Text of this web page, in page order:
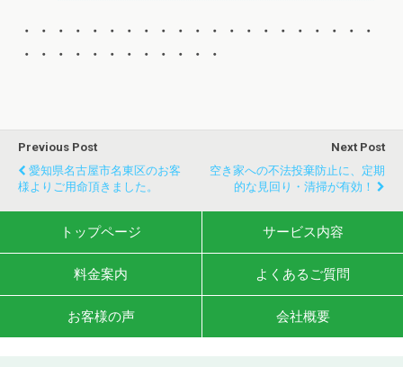
・・・・・・・・・・・・・・・・・・・・・
・・・・・・・・・・・・
Previous Post
愛知県名古屋市名東区のお客
様よりご用命頂きました。
Next Post
空き家への不法投棄防止に、定期
的な見回り・清掃が有効！
トップページ サービス内容
料金案内 よくあるご質問
お客様の声 会社概要